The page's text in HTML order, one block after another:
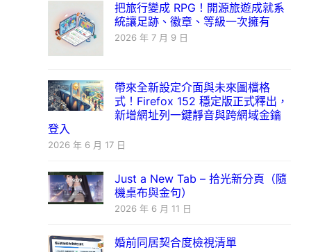
把旅行變成 RPG！開源旅遊成就系
統讓足跡、徽章、等級一次擁有
2026 年 7 月 9 日
帶來全新設定介面與未來圖檔格
式！Firefox 152 穩定版正式釋出，
新增網址列一鍵靜音與跨網域金鑰
登入
2026 年 6 月 17 日
Just a New Tab – 拾光新分頁（隨
機桌布與金句）
2026 年 6 月 11 日
婚前同居契合度檢視清單